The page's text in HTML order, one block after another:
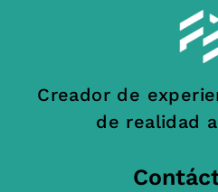
Creador de
de realidad